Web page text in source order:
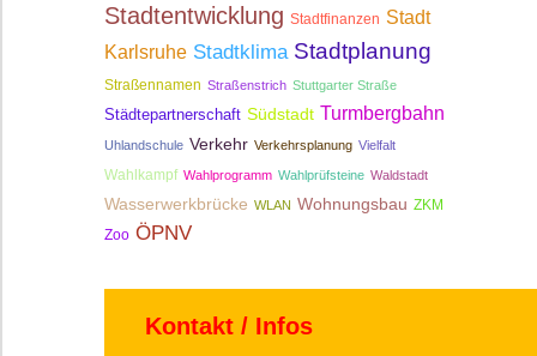
Stadtentwicklung Stadtfinanzen Stadt
Karlsruhe Stadtklima Stadtplanung
Straßennamen Straßenstrich Stuttgarter Straße
Städtepartnerschaft Südstadt Turmbergbahn
Uhlandschule Verkehr Verkehrsplanung Vielfalt
Wahlkampf Wahlprogramm Wahlprüfsteine Waldstadt
Wasserwerkbrücke WLAN Wohnungsbau ZKM
Zoo ÖPNV
Kontakt / Infos